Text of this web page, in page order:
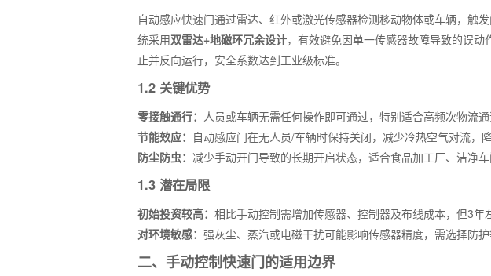
自动感应快速门通过雷达、红外或激光传感器检测移动物体或车辆，触
统采用双雷达+地磁环冗余设计，有效避免因单一传感器故障导致的误
止并反向运行，安全系数达到工业级标准。
1.2 关键优势
零接触通行： 人员或车辆无需任何操作即可通过，特别适合高频次物流
节能效应： 自动感应门在无人员/车辆时保持关闭，减少冷热空气对流，
防尘防虫： 减少手动开门导致的长期开启状态，适合食品加工厂、洁净车
1.3 潜在局限
初始投资较高： 相比手动控制需增加传感器、控制器及布线成本，但3年
对环境敏感： 强灰尘、蒸汽或电磁干扰可能影响传感器精度，需选择防
二、手动控制快速门的适用边界